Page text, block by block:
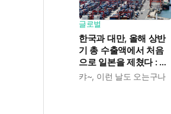
글로벌
한국과 대만, 올해 상반
기 총 수출액에서 처음
으로 일본을 제쳤다 : AI
반도체와 '일본 수출의
캬~, 이런 날도 오는구나